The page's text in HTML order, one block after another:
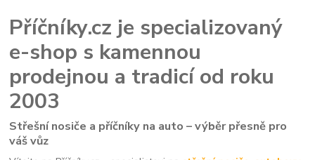
Příčníky.cz je specializovaný
e-shop s kamennou
prodejnou a tradicí od roku
2003
Střešní nosiče a příčníky na auto – výběr přesně pro
váš vůz